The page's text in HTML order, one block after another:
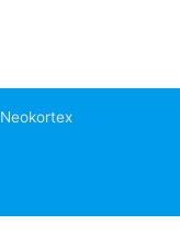
Neokortex